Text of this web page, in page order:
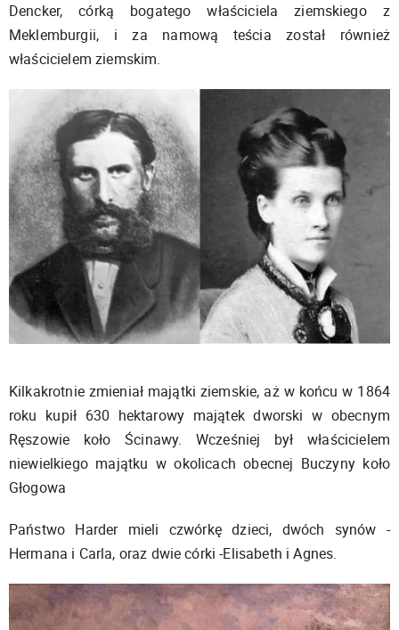
Dencker, córką bogatego właściciela ziemskiego z
Meklemburgii, i za namową teścia został również
właścicielem ziemskim.
Kilkakrotnie zmieniał majątki ziemskie, aż w końcu w 1864
roku kupił 630 hektarowy majątek dworski w obecnym
Ręszowie koło Ścinawy. Wcześniej był właścicielem
niewielkiego majątku w okolicach obecnej Buczyny koło
Głogowa
Państwo Harder mieli czwórkę dzieci, dwóch synów -
Hermana i Carla, oraz dwie córki -Elisabeth i Agnes.